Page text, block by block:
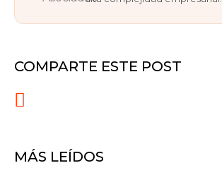
COMPARTE ESTE POST
MÁS LEÍDOS